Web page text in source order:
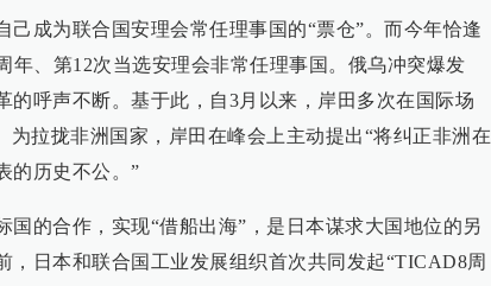
己成为联合国安理会常任理事国的“票仓”。而今年恰逢
年、第12次当选安理会非常任理事国。俄乌冲突爆发
的呼声不断。基于此，自3月以来，岸田多次在国际场
为拉拢非洲国家，岸田在峰会上主动提出“将纠正非洲在
的历史不公。”
国的合作，实现“借船出海”，是日本谋求大国地位的另
，日本和联合国工业发展组织首次共同发起“TICAD8周